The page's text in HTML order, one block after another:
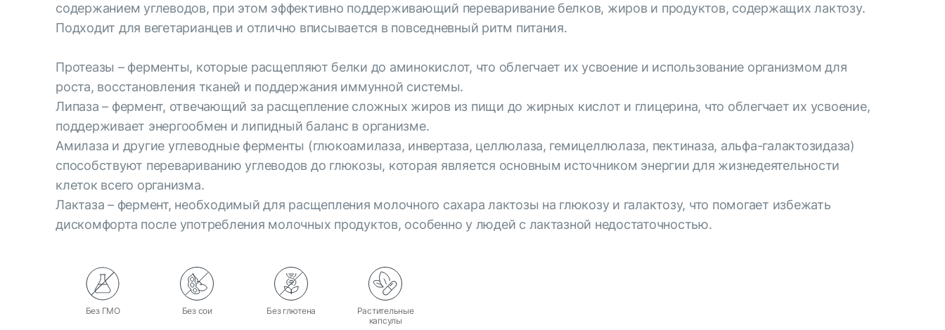
содержанием углеводов, при этом эффективно поддерживающий переваривание белков, жиров и продуктов, содержащих лактозу.
Подходит для вегетарианцев и отлично вписывается в повседневный ритм питания.
Протеазы – ферменты, которые расщепляют белки до аминокислот, что облегчает их усвоение и использование организмом для
роста, восстановления тканей и поддержания иммунной системы.
Липаза – фермент, отвечающий за расщепление сложных жиров из пищи до жирных кислот и глицерина, что облегчает их усвоение,
поддерживает энергообмен и липидный баланс в организме.
Амилаза и другие углеводные ферменты (глюкоамилаза, инвертаза, целлюлаза, гемицеллюлаза, пектиназа, альфа-галактозидаза)
способствуют перевариванию углеводов до глюкозы, которая является основным источником энергии для жизнедеятельности
клеток всего организма.
Лактаза – фермент, необходимый для расщепления молочного сахара лактозы на глюкозу и галактозу, что помогает избежать
дискомфорта после употребления молочных продуктов, особенно у людей с лактазной недостаточностью.
Без ГМО Без сои Без глютена
Растительные
капсулы